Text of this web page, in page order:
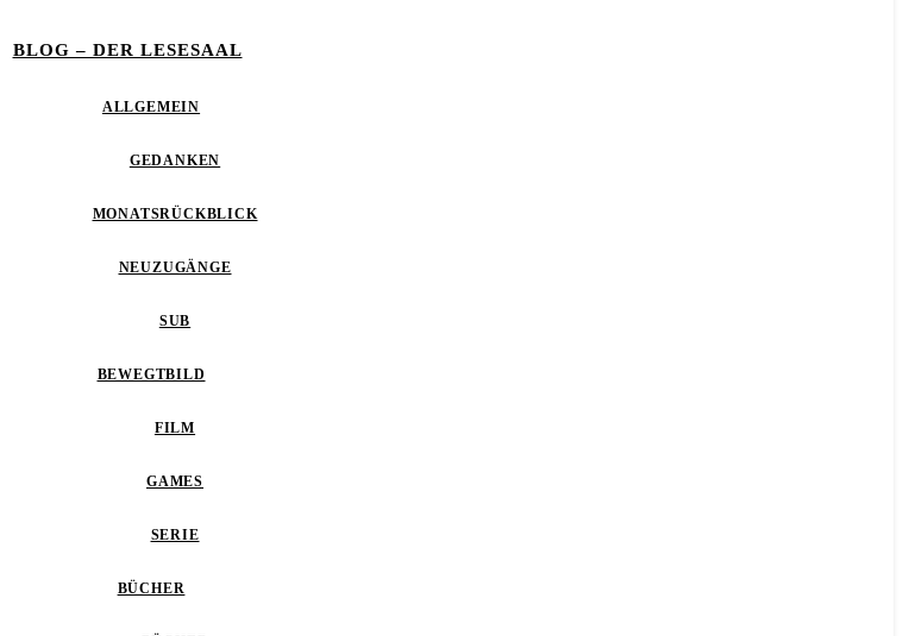
BLOG – DER LESESAAL
ALLGEMEIN
GEDANKEN
MONATSRÜCKBLICK
NEUZUGÄNGE
SUB
BEWEGTBILD
FILM
GAMES
SERIE
BÜCHER